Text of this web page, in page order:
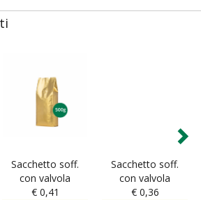
Sacchetto soff.
con valvola
€ 0,41
Sacchetto soff.
con valvola
€ 0,36